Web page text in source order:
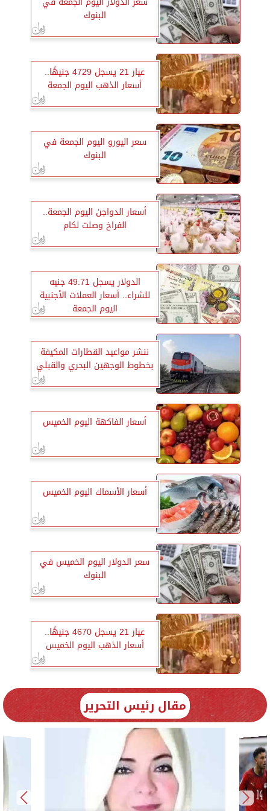
البنوك
عيار 21 يسجل 4729 جنيهًا..
أسعار الذهب اليوم الجمعة
سعر اليورو اليوم الجمعة في
البنوك
أسعار الدواجن اليوم الجمعة..
الفراخ وصلت لكام
الدولار يسجل 49.71 جنيه
للشراء.. أسعار العملات الأجنبية
اليوم الجمعة
ننشر مواعيد القطارات المكيفة
بخطوط الوجهين البحري والقبلي
أسعار الفاكهة اليوم الخميس
أسعار الأسماك اليوم الخميس
سعر الدولار اليوم الخميس في
البنوك
عيار 21 يسجل 4670 جنيهًا..
أسعار الذهب اليوم الخميس
مقال رئيس التحرير